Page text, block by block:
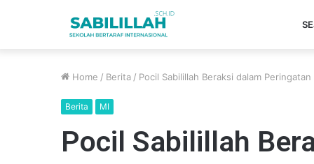
Home / Berita / Pocil Sabilillah Beraksi dalam
Berita MI
Pocil Sabilillah